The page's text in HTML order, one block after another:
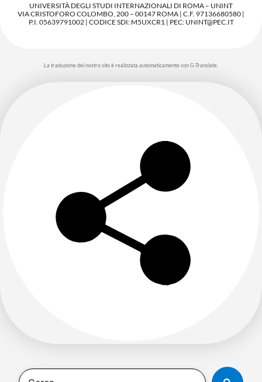
UNIVERSITÀ DEGLI STUDI INTERNAZIONALI DI ROMA – UNINT
VIA CRISTOFORO COLOMBO, 200 – 00147 ROMA | C.F. 97136680580 |
P.I. 05639791002 | CODICE SDI: M5UXCR1 | PEC: UNINT@PEC.IT
La traduzione del nostro sito è realizzata automaticamente con G-Translate.